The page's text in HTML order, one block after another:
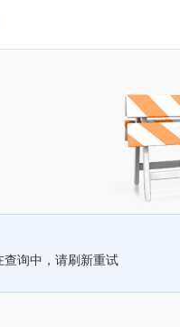
查询中，请刷新重试